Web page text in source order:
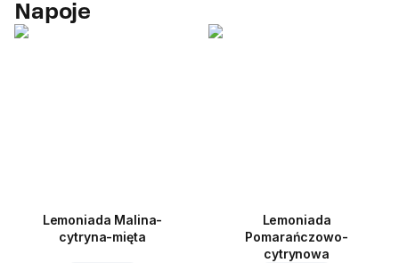
Napoje
Lemoniada Malina-
cytryna-mięta
Lemoniada
Pomarańczowo-
cytrynowa